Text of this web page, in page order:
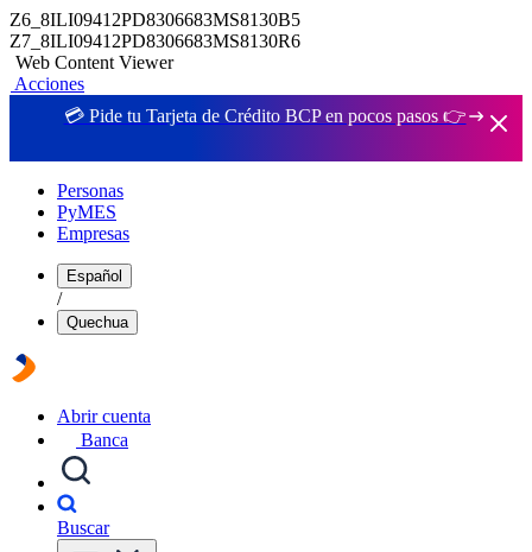
Z6_8ILI09412PD8306683MS8130B5
Z7_8ILI09412PD8306683MS8130R6
Web Content Viewer
Acciones
💳 Pide tu Tarjeta de Crédito BCP en pocos pasos 👉
Personas
PyMES
Empresas
Español
/
Quechua
Abrir cuenta
Banca
Buscar